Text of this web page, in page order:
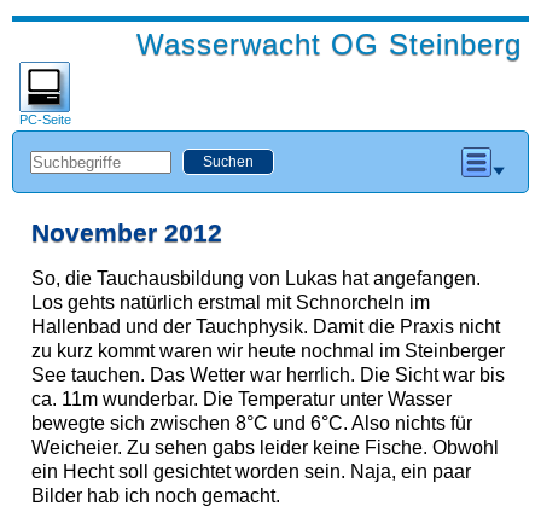
Wasserwacht OG Steinberg
PC-Seite
November 2012
So, die Tauchausbildung von Lukas hat angefangen.
Los gehts natürlich erstmal mit Schnorcheln im
Hallenbad und der Tauchphysik. Damit die Praxis nicht
zu kurz kommt waren wir heute nochmal im Steinberger
See tauchen. Das Wetter war herrlich. Die Sicht war bis
ca. 11m wunderbar. Die Temperatur unter Wasser
bewegte sich zwischen 8°C und 6°C. Also nichts für
Weicheier. Zu sehen gabs leider keine Fische. Obwohl
ein Hecht soll gesichtet worden sein. Naja, ein paar
Bilder hab ich noch gemacht.